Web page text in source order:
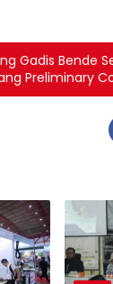
Gadis Bende
Preliminary